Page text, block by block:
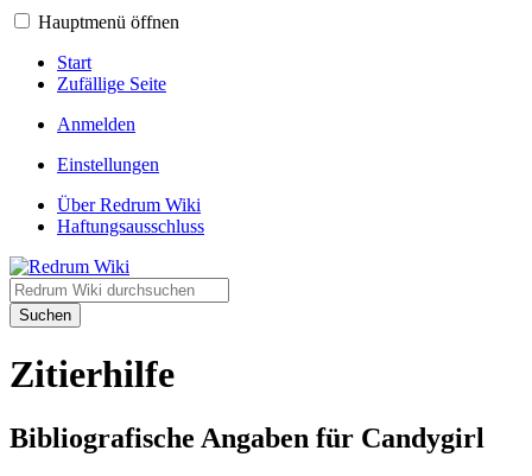
Hauptmenü öffnen
Start
Zufällige Seite
Anmelden
Einstellungen
Über Redrum Wiki
Haftungsausschluss
Suchen
Zitierhilfe
Bibliografische Angaben für Candygirl